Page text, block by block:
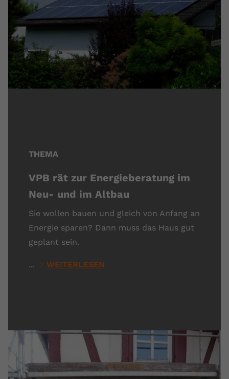
THEMA
VPB rät zur Energieberatung im
Neu- und im Altbau
Sie wollen bauen und gleich von Anfang an
Energie sparen? Dann muss das Haus gut
geplant sein.
... WEITERLESEN